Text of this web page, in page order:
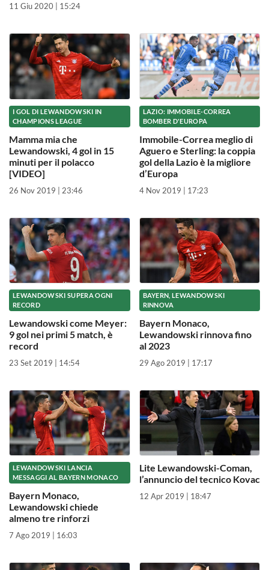
11 Giu 2020 | 15:24
I GOL DI LEWANDOWSKI IN
CHAMPIONS LEAGUE
Mamma mia che
Lewandowski, 4 gol in 15
minuti per il polacco
[VIDEO]
26 Nov 2019 | 23:46
LAZIO: IMMOBILE-CORREA
BOMBER D'EUROPA
Immobile-Correa meglio di
Aguero e Sterling: la coppia
gol della Lazio è la migliore
d’Europa
4 Nov 2019 | 17:23
LEWANDOWSKI SUPERA OGNI
RECORD
Lewandowski come Meyer:
9 gol nei primi 5 match, è
record
23 Set 2019 | 14:54
BAYERN, LEWANDOWSKI
RINNOVA
Bayern Monaco,
Lewandowski rinnova fino
al 2023
29 Ago 2019 | 17:17
LEWANDOWSKI LANCIA
MESSAGGI AL BAYERN MONACO
Bayern Monaco,
Lewandowski chiede
almeno tre rinforzi
7 Ago 2019 | 16:03
Lite Lewandowski-Coman,
l’annuncio del tecnico Kovac
12 Apr 2019 | 18:47